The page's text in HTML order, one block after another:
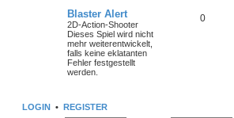
Blaster Alert
2D-Action-Shooter
Dieses Spiel wird nicht
mehr weiterentwickelt,
falls keine eklatanten
Fehler festgestellt
werden.
0
LOGIN • REGISTER